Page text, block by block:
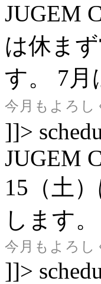
JUGEM
は休ま
す。
7月
今月もよろし
]]>
JUGEM
15（土
します。
今月もよろし
]]>